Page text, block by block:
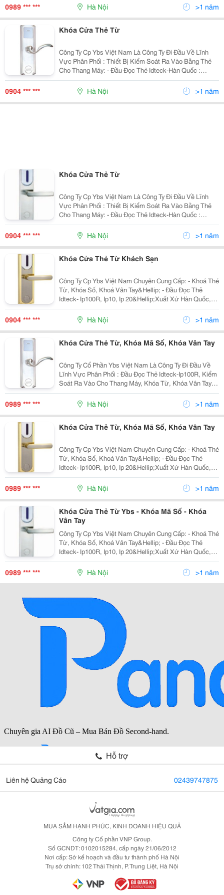
Kiểm Soát Thang Máy,Lắp Đặt Và Phân Phối Đến Toàn
0989 *** *** Hà Nội >1 năm
Khóa Cửa Thẻ Từ
Công Ty Cp Ybs Việt Nam Là Công Ty Đi Đầu Về Lĩnh
Vực Phân Phối : Thiết Bị Kiểm Soát Ra Vào Bằng Thẻ
Cho Thang Máy: - Đầu Đọc Thẻ Idteck-Hàn Quốc :
Ip100R, Ip505R, Ip10&Hellip; - Bo Mạch Elevator 384,
0904 *** *** Hà Nội >1 năm
Khóa Cửa Thẻ Từ
Công Ty Cp Ybs Việt Nam Là Công Ty Đi Đầu Về Lĩnh
Vực Phân Phối : Thiết Bị Kiểm Soát Ra Vào Bằng Thẻ
Cho Thang Máy: - Đầu Đọc Thẻ Idteck-Hàn Quốc :
Ip100R, Ip505R, Ip10&Hellip; - Bo Mạch Elevator 384,
0904 *** *** Hà Nội >1 năm
Khóa Cửa Thẻ Từ Khách Sạn
Công Ty Cp Ybs Việt Nam Chuyên Cung Cấp: - Khoá Thé
Từ, Khóa Số, Khoá Vân Tay&Hellip; - Đầu Đọc Thẻ
Idteck- Ip100R, Ip10, Ip 20&Hellip;Xuất Xứ Hàn Quốc,
Kiểm Soát Ra Vào Cho Thang Máy. - Thẻ Atm, Thẻ Sinh
Viên&Hellip;Chúng Tôi Luôn Mang Đến
0904 *** *** Hà Nội >1 năm
Khóa Cửa Thẻ Từ, Khóa Mã Số, Khóa Vân Tay
Công Ty Cổ Phần Ybs Việt Nam Là Công Ty Đi Đầu Về
Lĩnh Vực Phân Phối : Đầu Đọc Thẻ Idteck-Ip100R, Kiểm
Soát Ra Vào Cho Thang Máy, Khóa Từ, Khóa Vân Tay,
Khóa Mã Số ,Két Sắt &Hellip; Với Những Loại Khóa
Đảm Bảo Chất Lượng, Giá Cả Hợp Lý, Đội Ngũ Kỹ Th
0989 *** *** Hà Nội >1 năm
Khóa Cửa Thẻ Từ, Khóa Mã Số, Khóa Vân Tay
Công Ty Cp Ybs Việt Nam Chuyên Cung Cấp: - Khoá Thé
Từ, Khóa Số, Khoá Vân Tay&Hellip; - Đầu Đọc Thẻ
Idteck- Ip100R, Ip10, Ip 20&Hellip;Xuất Xứ Hàn Quốc,
Kiểm Soát Ra Vào Cho Thang Máy. - Thẻ Atm, Thẻ Sinh
Viên&Hellip;Chúng Tôi Luôn Mang Đến
0989 *** *** Hà Nội >1 năm
Khóa Cửa Thẻ Từ Ybs - Khóa Mã Số - Khóa
Vân Tay
Công Ty Cp Ybs Việt Nam Chuyên Cung Cấp: - Khoá Thé
Từ, Khóa Số, Khoá Vân Tay&Hellip; - Đầu Đọc Thẻ
Idteck- Ip100R, Ip10, Ip 20&Hellip;Xuất Xứ Hàn Quốc,
Kiểm Soát Ra Vào Cho Thang Máy. - Thẻ Atm, Thẻ Sinh
Viên&Hellip;Chúng Tôi Luôn Mang Đến
0989 *** *** Hà Nội >1 năm
Hỗ trợ
Liên hệ Quảng Cáo 02439747875
MUA SẮM HẠNH PHÚC, KINH DOANH HIỆU QUẢ
Công ty Cổ phần VNP Group.
Số GCNDT: 0102015284, cấp ngày 21/06/2012
Nơi cấp: Sở kế hoạch và đầu tư thành phố Hà Nội
Trụ sở chính: 102 Thái Thịnh, P. Trung Liệt, Hà Nội